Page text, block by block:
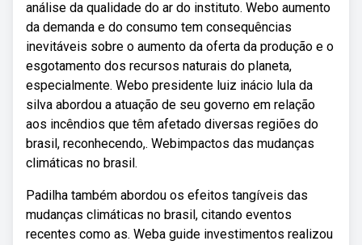
análise da qualidade do ar do instituto. Webo aumento
da demanda e do consumo tem consequências
inevitáveis sobre o aumento da oferta da produção e o
esgotamento dos recursos naturais do planeta,
especialmente. Webo presidente luiz inácio lula da
silva abordou a atuação de seu governo em relação
aos incêndios que têm afetado diversas regiões do
brasil, reconhecendo,. Webimpactos das mudanças
climáticas no brasil.
Padilha também abordou os efeitos tangíveis das
mudanças climáticas no brasil, citando eventos
recentes como as. Weba guide investimentos realizou